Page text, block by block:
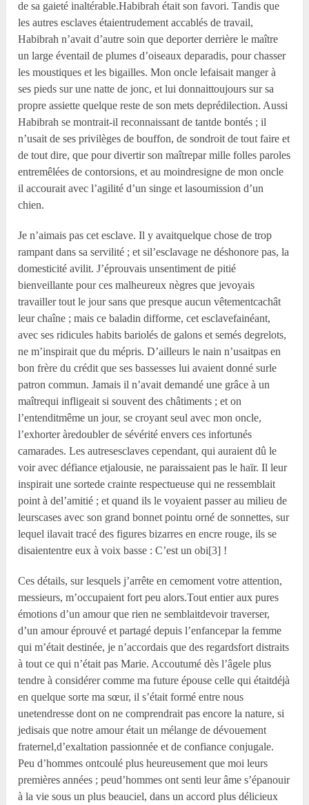
de sa gaieté inaltérable.Habibrah était son favori. Tandis que
les autres esclaves étaientrudement accablés de travail,
Habibrah n’avait d’autre soin que deporter derrière le maître
un large éventail de plumes d’oiseaux deparadis, pour chasser
les moustiques et les bigailles. Mon oncle lefaisait manger à
ses pieds sur une natte de jonc, et lui donnaittoujours sur sa
propre assiette quelque reste de son mets deprédilection. Aussi
Habibrah se montrait-il reconnaissant de tantde bontés ; il
n’usait de ses privilèges de bouffon, de sondroit de tout faire et
de tout dire, que pour divertir son maîtrepar mille folles paroles
entremêlées de contorsions, et au moindresigne de mon oncle
il accourait avec l’agilité d’un singe et lasoumission d’un
chien.
Je n’aimais pas cet esclave. Il y avaitquelque chose de trop
rampant dans sa servilité ; et sil’esclavage ne déshonore pas, la
domesticité avilit. J’éprouvais unsentiment de pitié
bienveillante pour ces malheureux nègres que jevoyais
travailler tout le jour sans que presque aucun vêtementcachât
leur chaîne ; mais ce baladin difforme, cet esclavefainéant,
avec ses ridicules habits bariolés de galons et semés degrelots,
ne m’inspirait que du mépris. D’ailleurs le nain n’usaitpas en
bon frère du crédit que ses bassesses lui avaient donné surle
patron commun. Jamais il n’avait demandé une grâce à un
maîtrequi infligeait si souvent des châtiments ; et on
l’entenditmême un jour, se croyant seul avec mon oncle,
l’exhorter àredoubler de sévérité envers ces infortunés
camarades. Les autresesclaves cependant, qui auraient dû le
voir avec défiance etjalousie, ne paraissaient pas le haïr. Il leur
inspirait une sortede crainte respectueuse qui ne ressemblait
point à del’amitié ; et quand ils le voyaient passer au milieu de
leurscases avec son grand bonnet pointu orné de sonnettes, sur
lequel ilavait tracé des figures bizarres en encre rouge, ils se
disaiententre eux à voix basse : C’est un obi[3] !
Ces détails, sur lesquels j’arrête en cemoment votre attention,
messieurs, m’occupaient fort peu alors.Tout entier aux pures
émotions d’un amour que rien ne semblaitdevoir traverser,
d’un amour éprouvé et partagé depuis l’enfancepar la femme
qui m’était destinée, je n’accordais que des regardsfort distraits
à tout ce qui n’était pas Marie. Accoutumé dès l’âgele plus
tendre à considérer comme ma future épouse celle qui étaitdéjà
en quelque sorte ma sœur, il s’était formé entre nous
unetendresse dont on ne comprendrait pas encore la nature, si
jedisais que notre amour était un mélange de dévouement
fraternel,d’exaltation passionnée et de confiance conjugale.
Peu d’hommes ontcoulé plus heureusement que moi leurs
premières années ; peud’hommes ont senti leur âme s’épanouir
à la vie sous un plus beauciel, dans un accord plus délicieux